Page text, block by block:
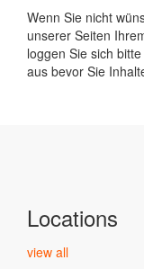
Wenn Sie nicht
unserer Seiten
loggen Sie sich
aus bevor Sie
Locations
view all